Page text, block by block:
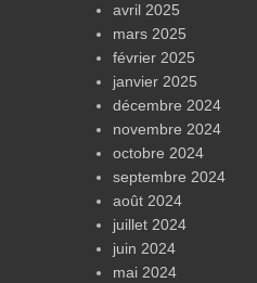
avril 2025
mars 2025
février 2025
janvier 2025
décembre 2024
novembre 2024
octobre 2024
septembre 2024
août 2024
juillet 2024
juin 2024
mai 2024